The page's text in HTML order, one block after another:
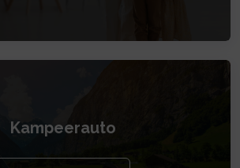
Kampeerauto